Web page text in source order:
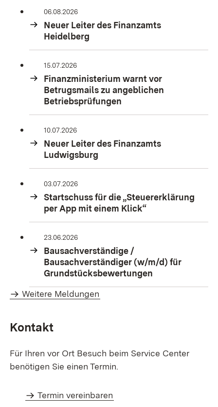
06.08.2026
Neuer Leiter des Finanzamts
Heidelberg
15.07.2026
Finanzministerium warnt vor
Betrugsmails zu angeblichen
Betriebsprüfungen
10.07.2026
Neuer Leiter des Finanzamts
Ludwigsburg
03.07.2026
Startschuss für die „Steuererklärung
per App mit einem Klick“
23.06.2026
Bausachverständige /
Bausachverständiger (w/m/d) für
Grundstücksbewertungen
Weitere Meldungen
Kontakt
Für Ihren vor Ort Besuch beim Service Center
benötigen Sie einen Termin.
Termin vereinbaren